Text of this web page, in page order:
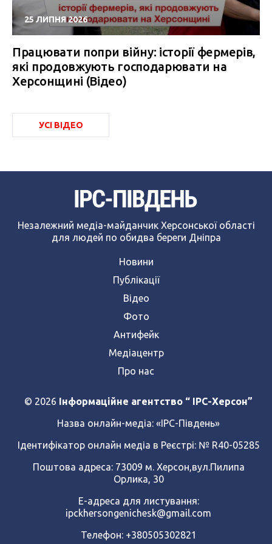
25 ЛИПНЯ 2026
Працювати попри війну: історії фермерів,
які продовжують господарювати на
Херсонщині (Відео)
УСІ ВІДЕО
Незалежний медіа-майданчик Херсонської області
для людей по обидва береги Дніпра
Новини
Публікації
Відео
Фото
Антифейк
Медіацентр
Про нас
© 2026
Інформаційне агентство “ IPC-Херсон”
Назва онлайн-медіа: «ІРС-Південь»
Ідентифікатор онлайн медіа в Реєстрі: № R40-05285
Поштова адреса: 73009 м. Херсон,вул.Пилипа
Орлика, 30
Е-адреса для листування:
ipckhersongenichesk@gmail.com
Телефон: +380505302821